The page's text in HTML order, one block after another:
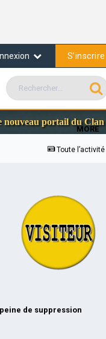
S’inscrire
MORE
portail du Clan des
Toute l’activité
de suppression